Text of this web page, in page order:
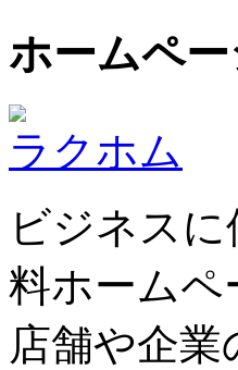
ホームペ
ラクホム
ビジネス
料ホームペ
店舗や企